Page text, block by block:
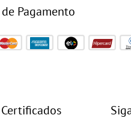
Pagamento